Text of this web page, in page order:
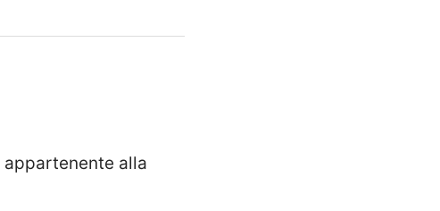
appartenente alla